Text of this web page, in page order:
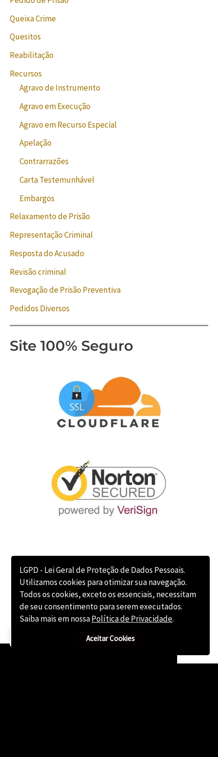
Queixa Crime
Quesitos
Reabilitação
Recursos
Agravo de Instrumento
Agravo em Execução
Agravo em Recurso Especial
Apelação
Contrarrazões
Carta Testemunhável
Embargos
Relaxamento de Prisão
Representação Criminal
Resposta do Acusado
Revisão criminal
Revogação de Prisão Preventiva
Pedidos Diversos
Site 100% Seguro
LGPD - Lei Geral de Proteção de Dados Pessoais.
Utilizamos cookies para otimizar sua navegação.
Todos os cookies, exceto os essenciais, necessitam
de seu consentimento para serem executados.
Saiba mais em nossaPolítica de Privacidade.
Aceitar Cookies
Consultar Advogado?